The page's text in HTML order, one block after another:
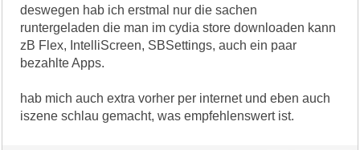
deswegen hab ich erstmal nur die sachen
runtergeladen die man im cydia store downloaden kann
zB Flex, IntelliScreen, SBSettings, auch ein paar
bezahlte Apps.
hab mich auch extra vorher per internet und eben auch
iszene schlau gemacht, was empfehlenswert ist.